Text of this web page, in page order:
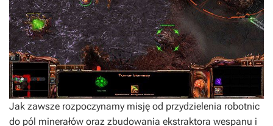
Jak zawsze rozpoczynamy misję od przydzielenia robotnic
do pól minerałów oraz zbudowania ekstraktora wespanu i